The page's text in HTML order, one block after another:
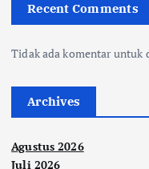
Recent Comments
Tidak ada komentar untuk
Archives
Agustus 2026
Juli 2026